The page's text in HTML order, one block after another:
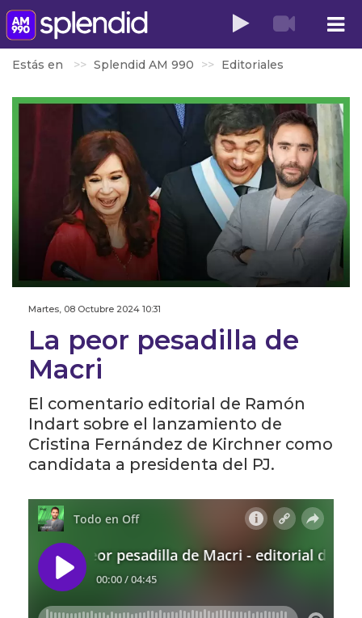
Estás en Splendid AM 990 Editoriales
Martes, 08 Octubre 2024 10:31
La peor pesadilla de
Macri
El comentario editorial de Ramón
Indart sobre el lanzamiento de
Cristina Fernández de Kirchner como
candidata a presidenta del PJ.